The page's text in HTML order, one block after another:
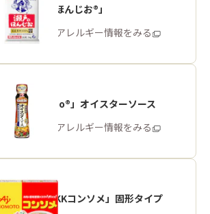
「瀬戸のほんじお®」
商品・アレルギー情報をみる
「Cook Do®」オイスターソース
商品・アレルギー情報をみる
「味の素KKコンソメ」固形タイプ